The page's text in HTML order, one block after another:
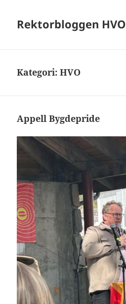
Rektorbloggen HVO
Kategori:HVO
Appell Bygdepride